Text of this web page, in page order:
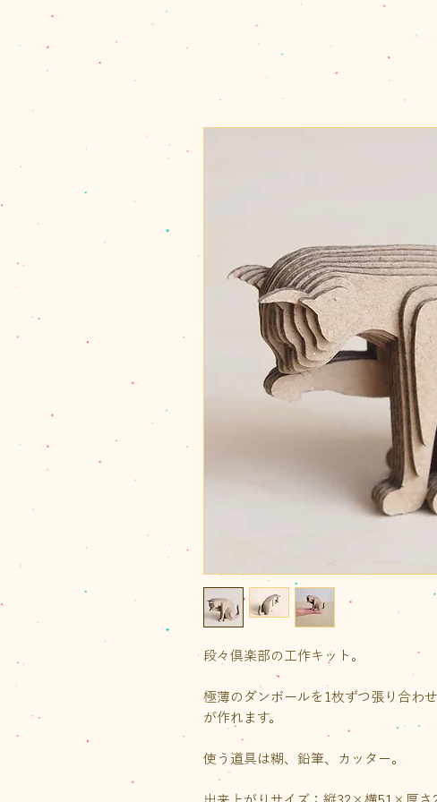
段々倶楽部の工作キット。
極薄のダンボールを1枚ずつ張り合わ
が作れます。
使う道具は糊、鉛筆、カッター。